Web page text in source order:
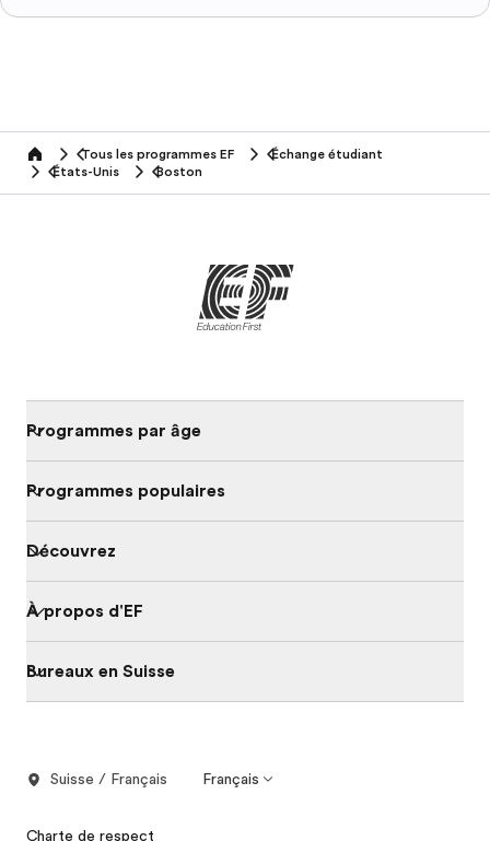
home Tous les programmes EF
Échange étudiant
États-Unis
Boston
Programmes par âge
Programmes populaires
Découvrez
À propos d'EF
Bureaux en Suisse
Suisse / Français Français
Charte de respect